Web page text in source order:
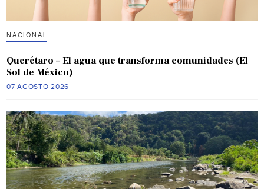
NACIONAL
Querétaro – El agua que transforma comunidades (El
Sol de México)
07 AGOSTO 2026